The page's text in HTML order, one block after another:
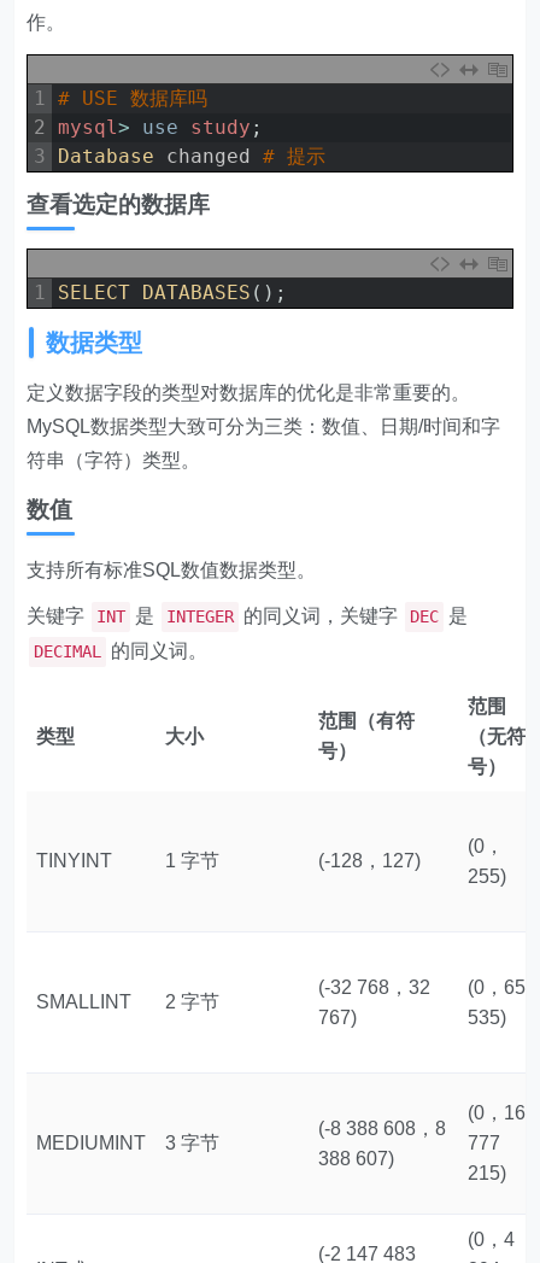
作。
1
2
3
# USE 数据库吗
mysql> use study ;
Database changed # 提示
查看选定的数据库
1 SELECT DATABASES ( ) ;
数据类型
定义数据字段的类型对数据库的优化是非常重要的。
MySQL数据类型大致可分为三类：数值、日期/时间和字
符串（字符）类型。
数值
支持所有标准SQL数值数据类型。
关键字 INT 是 INTEGER 的同义词，关键字 DEC 是
DECIMAL 的同义词。
类型 大小
范围（有符
号）
范围
（无符
号）
TINYINT 1 字节 (-128，127)
(0，
255)
SMALLINT 2 字节
(-32 768，32
767)
(0，65
535)
MEDIUMINT 3 字节
(-8 388 608，8
388 607)
(0，16
777
215)
(-2 147 483
(0，4